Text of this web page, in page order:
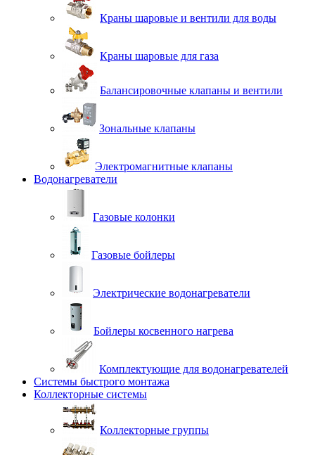
Краны шаровые и вентили для воды
Краны шаровые для газа
Балансировочные клапаны и вентили
Зональные клапаны
Электромагнитные клапаны
Водонагреватели
Газовые колонки
Газовые бойлеры
Электрические водонагреватели
Бойлеры косвенного нагрева
Комплектующие для водонагревателей
Системы быстрого монтажа
Коллекторные системы
Коллекторные группы